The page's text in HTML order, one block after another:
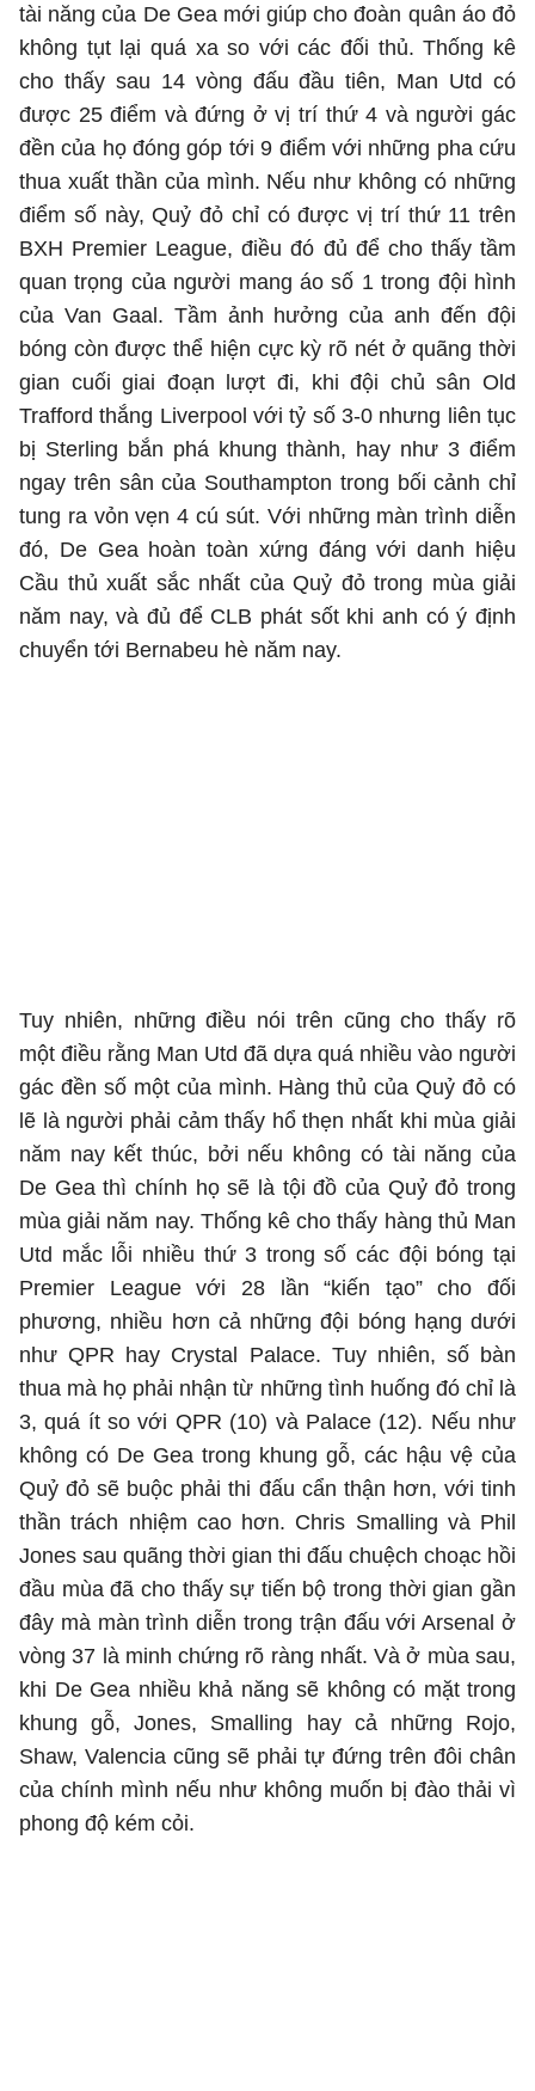
tài năng của De Gea mới giúp cho đoàn quân áo đỏ
không tụt lại quá xa so với các đối thủ. Thống kê
cho thấy sau 14 vòng đấu đầu tiên, Man Utd có
được 25 điểm và đứng ở vị trí thứ 4 và người gác
đền của họ đóng góp tới 9 điểm với những pha cứu
thua xuất thần của mình. Nếu như không có những
điểm số này, Quỷ đỏ chỉ có được vị trí thứ 11 trên
BXH Premier League, điều đó đủ để cho thấy tầm
quan trọng của người mang áo số 1 trong đội hình
của Van Gaal. Tầm ảnh hưởng của anh đến đội
bóng còn được thể hiện cực kỳ rõ nét ở quãng thời
gian cuối giai đoạn lượt đi, khi đội chủ sân Old
Trafford thắng Liverpool với tỷ số 3-0 nhưng liên tục
bị Sterling bắn phá khung thành, hay như 3 điểm
ngay trên sân của Southampton trong bối cảnh chỉ
tung ra vỏn vẹn 4 cú sút. Với những màn trình diễn
đó, De Gea hoàn toàn xứng đáng với danh hiệu
Cầu thủ xuất sắc nhất của Quỷ đỏ trong mùa giải
năm nay, và đủ để CLB phát sốt khi anh có ý định
chuyển tới Bernabeu hè năm nay.
Tuy nhiên, những điều nói trên cũng cho thấy rõ
một điều rằng Man Utd đã dựa quá nhiều vào người
gác đền số một của mình. Hàng thủ của Quỷ đỏ có
lẽ là người phải cảm thấy hổ thẹn nhất khi mùa giải
năm nay kết thúc, bởi nếu không có tài năng của
De Gea thì chính họ sẽ là tội đồ của Quỷ đỏ trong
mùa giải năm nay. Thống kê cho thấy hàng thủ Man
Utd mắc lỗi nhiều thứ 3 trong số các đội bóng tại
Premier League với 28 lần “kiến tạo” cho đối
phương, nhiều hơn cả những đội bóng hạng dưới
như QPR hay Crystal Palace. Tuy nhiên, số bàn
thua mà họ phải nhận từ những tình huống đó chỉ là
3, quá ít so với QPR (10) và Palace (12). Nếu như
không có De Gea trong khung gỗ, các hậu vệ của
Quỷ đỏ sẽ buộc phải thi đấu cẩn thận hơn, với tinh
thần trách nhiệm cao hơn. Chris Smalling và Phil
Jones sau quãng thời gian thi đấu chuệch choạc hồi
đầu mùa đã cho thấy sự tiến bộ trong thời gian gần
đây mà màn trình diễn trong trận đấu với Arsenal ở
vòng 37 là minh chứng rõ ràng nhất. Và ở mùa sau,
khi De Gea nhiều khả năng sẽ không có mặt trong
khung gỗ, Jones, Smalling hay cả những Rojo,
Shaw, Valencia cũng sẽ phải tự đứng trên đôi chân
của chính mình nếu như không muốn bị đào thải vì
phong độ kém cỏi.